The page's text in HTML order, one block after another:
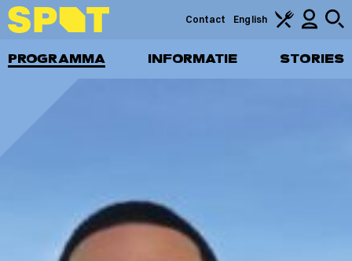
PROGRAMMA INFORMATIE STORIES
Contact English